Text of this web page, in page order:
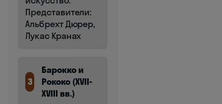
Представители:
Альбрехт Дюрер,
Лукас Кранах
3
Барокко и
Рококо (XVII-
XVIII вв.)